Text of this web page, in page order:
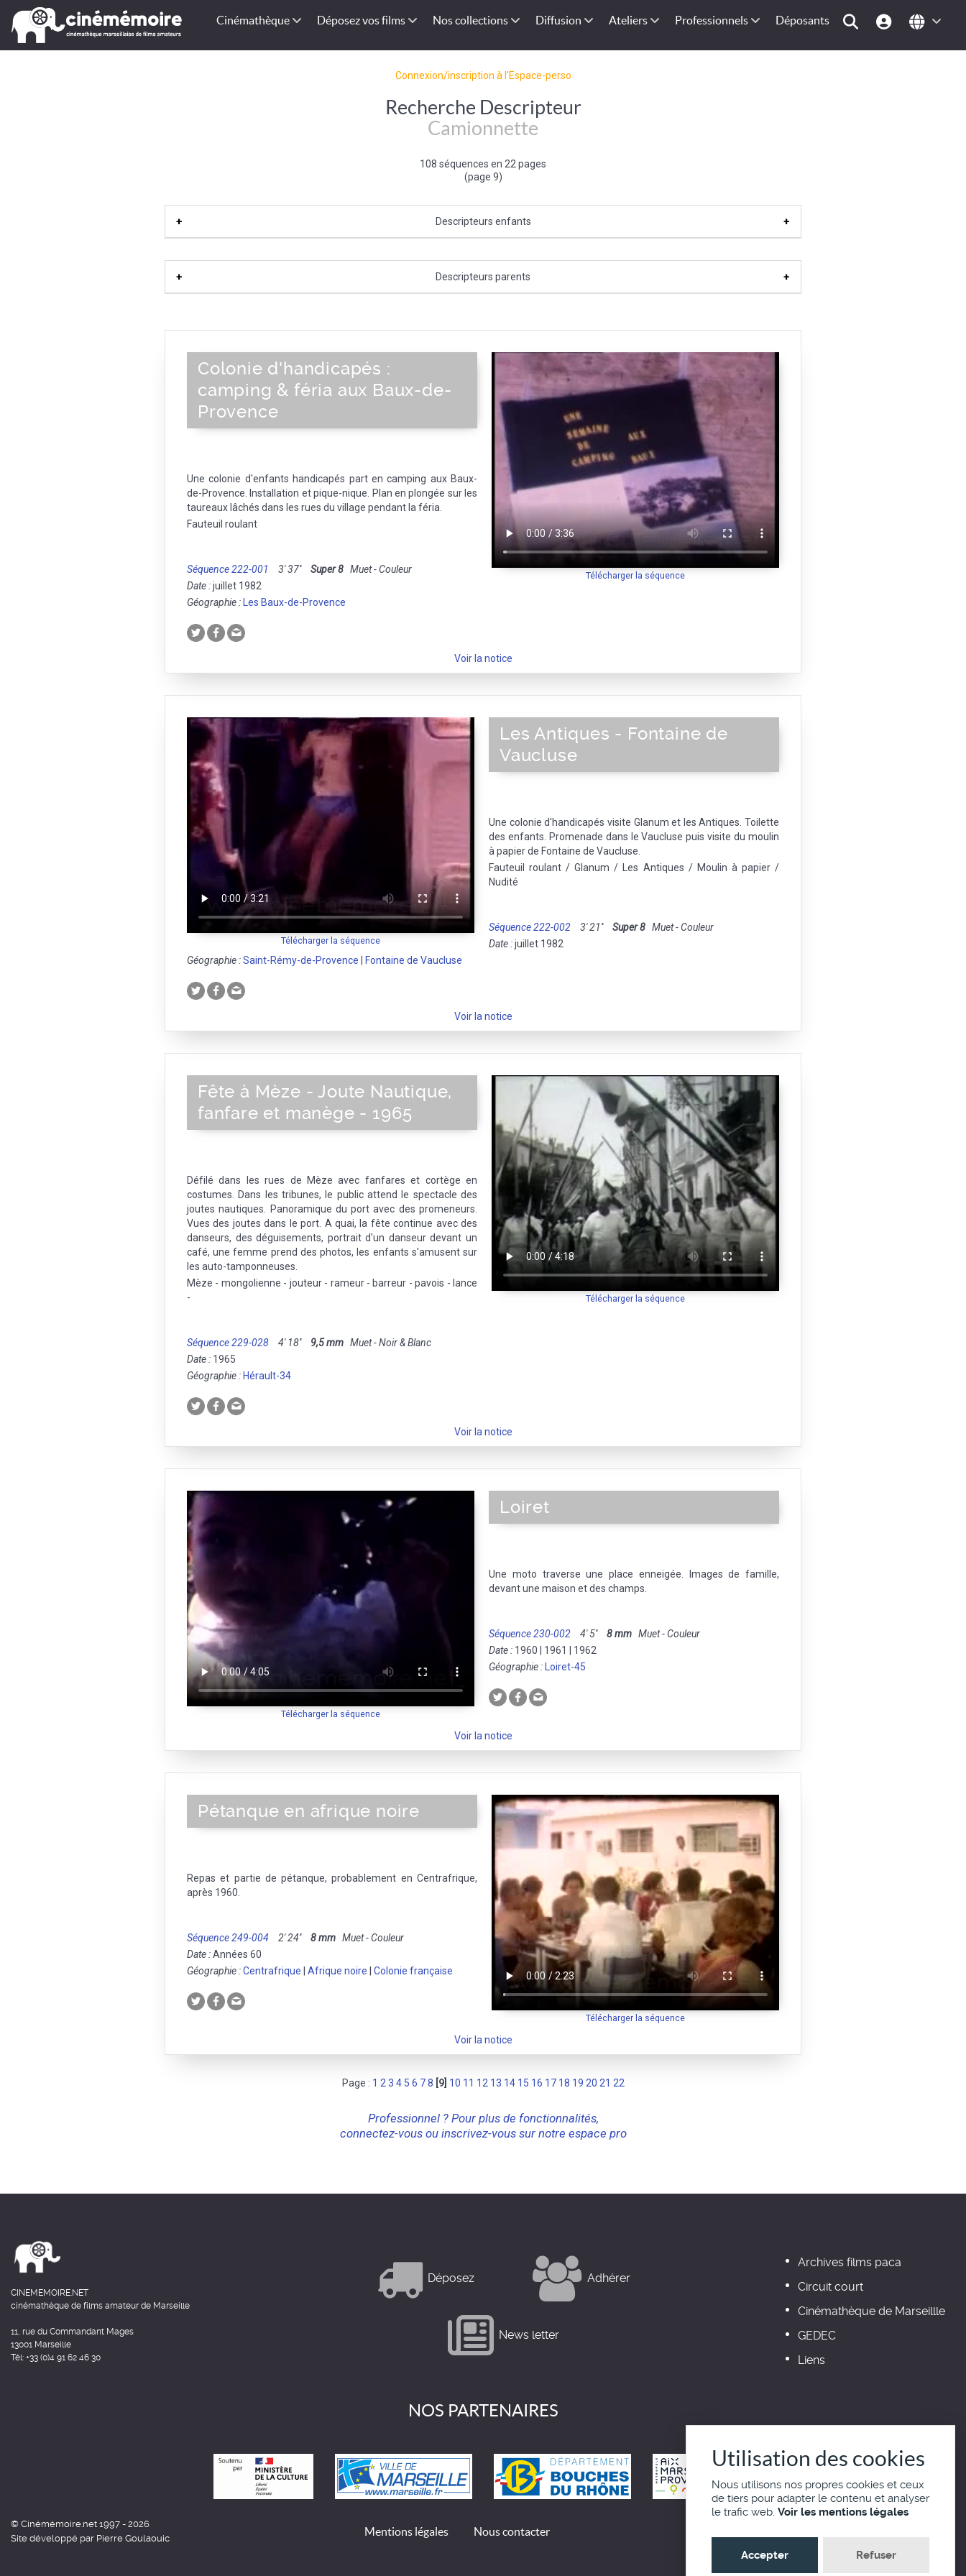
Cinémathèque Déposez vos films Nos collections Diffusion Ateliers Professionnels Déposants
Connexion/inscription à l'Espace-perso
Recherche Descripteur
Camionnette
108 séquences en 22 pages
(page 9)
Descripteurs enfants
Estafette|Pick-up
Descripteurs parents
Télécharger la séquence
Colonie d'handicapés :
camping & féria aux Baux-de-
Provence
Une colonie d'enfants handicapés part en camping aux Baux-
de-Provence. Installation et pique-nique. Plan en plongée sur les
taureaux lâchés dans les rues du village pendant la féria.
Fauteuil roulant
Séquence 222-001 3' 37'' Super 8 Muet - Couleur
Date :juillet 1982
Géographie :
Les Baux-de-Provence
Voir la notice
Télécharger la séquence
Les Antiques - Fontaine de
Vaucluse
Une colonie d'handicapés visite Glanum et les Antiques. Toilette
des enfants. Promenade dans le Vaucluse puis visite du moulin
à papier de Fontaine de Vaucluse.
Fauteuil roulant / Glanum / Les Antiques / Moulin à papier /
Nudité
Séquence 222-002 3' 21'' Super 8 Muet - Couleur
Date :juillet 1982
Géographie :Saint-Rémy-de-Provence Fontaine de Vaucluse
Voir la notice
Télécharger la séquence
Fête à Mèze - Joute Nautique,
fanfare et manège - 1965
Défilé dans les rues de Mèze avec fanfares et cortège en
costumes. Dans les tribunes, le public attend le spectacle des
joutes nautiques. Panoramique du port avec des promeneurs.
Vues des joutes dans le port. A quai, la fête continue avec des
danseurs, des déguisements, portrait d'un danseur devant un
café, une femme prend des photos, les enfants s'amusent sur
les auto-tamponneuses.
Mèze - mongolienne - jouteur - rameur - barreur - pavois - lance
-
Séquence 229-028 4' 18'' 9,5 mm Muet - Noir & Blanc
Date : 1965
Géographie : Hérault-34
Voir la notice
Télécharger la séquence
Loiret
Une moto traverse une place enneigée. Images de famille,
devant une maison et des champs.
Séquence 230-002 4' 5'' 8 mm Muet - Couleur
Date : 1960 | 1961 | 1962
Géographie :
Loiret-45
Voir la notice
Télécharger la séquence
Pétanque en afrique noire
Repas et partie de pétanque, probablement en Centrafrique,
après 1960.
Séquence 249-004 2' 24'' 8 mm Muet - Couleur
Date :Années 60
Géographie :Centrafrique Afrique noire Colonie française
Voir la notice
Page : 1 2 3 4 5 6 7 8 [9] 10 11 12 13 14 15 16 17 18 19 20 21 22
Professionnel ? Pour plus de fonctionnalités,
connectez-vous ou inscrivez-vous sur notre espace pro
CINEMEMOIRE.NET
cinémathèque de films amateur de Marseille
11, rue du Commandant Mages
13001 Marseille
Tél: +33 (0)4 91 62 46 30
Déposez Adhérer
News letter
Archives films paca
Circuit court
Cinémathèque de Marseillle
GEDEC
Liens
NOS PARTENAIRES
© Cinémémoire.net 1997 - 2026
Site développé par Pierre Goulaouic
Mentions légales Nous contacter
Utilisation des cookies
Nous utilisons nos propres cookies et ceux
de tiers pour adapter le contenu et analyser
le trafic web. Voir les mentions légales
Accepter Refuser